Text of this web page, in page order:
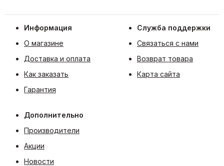
Информация
О магазине
Доставка и оплата
Как заказать
Гарантия
Служба поддержки
Связаться с нами
Возврат товара
Карта сайта
Дополнительно
Производители
Акции
Новости